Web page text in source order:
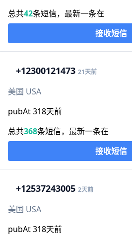
总共42条短信，最新一条在
接收短信
+12300121473 21天前
美国 USA
pubAt 318天前
总共368条短信，最新一条在
接收短信
+12537243005 2天前
美国 USA
pubAt 318天前